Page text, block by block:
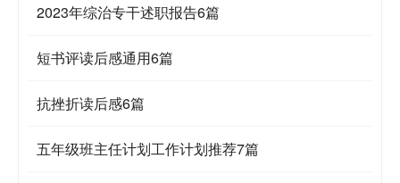
2023年综治专干述职报告6篇
短书评读后感通用6篇
抗挫折读后感6篇
五年级班主任计划工作计划推荐7篇